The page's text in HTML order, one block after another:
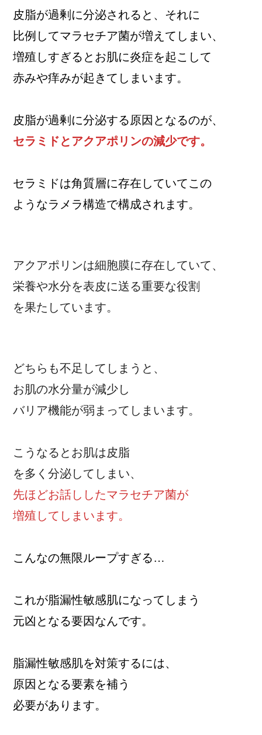
皮脂が過剰に分泌されると、それに
比例してマラセチア菌が増えてしまい、
増殖しすぎるとお肌に炎症を起こして
赤みや痒みが起きてしまいます。
皮脂が過剰に分泌する原因となるのが、
セラミドとアクアポリンの減少です。
セラミドは角質層に存在していてこの
ようなラメラ構造で構成されます。
アクアポリンは細胞膜に存在していて、
栄養や水分を表皮に送る重要な役割
を果たしています。
どちらも不足してしまうと、
お肌の水分量が減少し
バリア機能が弱まってしまいます。
こうなるとお肌は皮脂
を多く分泌してしまい、
先ほどお話ししたマラセチア菌が
増殖してしまいます。
こんなの無限ループすぎる…
これが脂漏性敏感肌になってしまう
元凶となる要因なんです。
脂漏性敏感肌を対策するには、
原因となる要素を補う
必要があります。